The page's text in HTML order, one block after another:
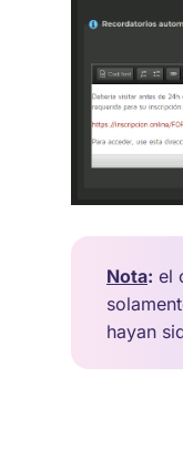
Nota: el
hayan